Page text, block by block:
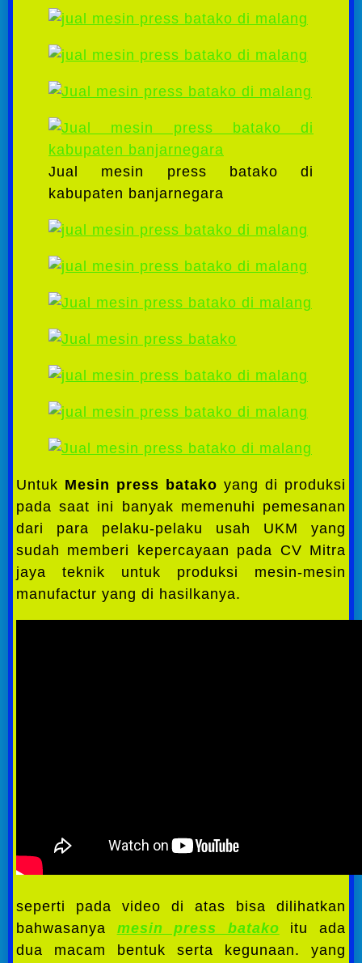
Jual mesin press batako di
kabupaten banjarnegara
Untuk Mesin press batako yang di produksi
pada saat ini banyak memenuhi pemesanan
dari para pelaku-pelaku usah UKM yang
sudah memberi kepercayaan pada CV Mitra
jaya teknik untuk produksi mesin-mesin
manufactur yang di hasilkanya.
seperti pada video di atas bisa dilihatkan
bahwasanya mesin press batako itu ada
dua macam bentuk serta kegunaan. yang